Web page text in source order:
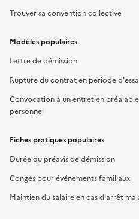
Trouver sa convention collective
Modèles populaires
Lettre de démission
Rupture du contrat en période
Convocation à un entretien
personnel
Fiches pratiques populaires
Durée du préavis de démission
Congés pour événements familiaux
Maintien du salaire en cas d'arrêt